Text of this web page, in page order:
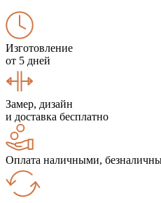
Изготовление
от 5 дней
Замер, дизайн
и доставка бесплатно
Оплата наличными,